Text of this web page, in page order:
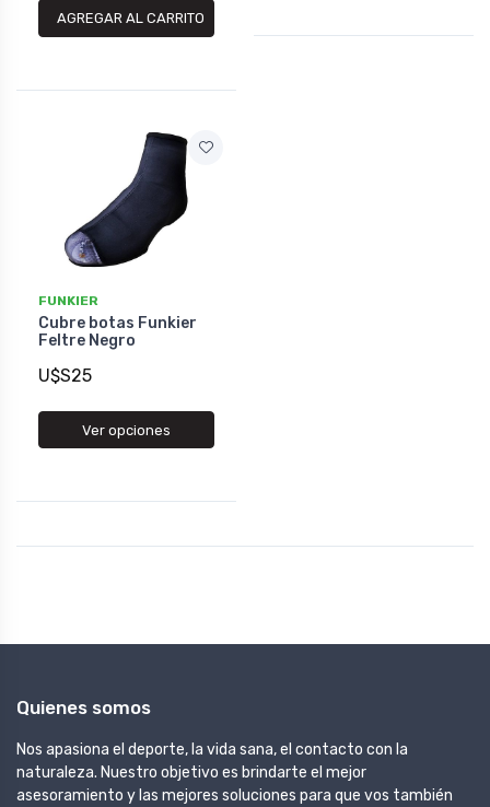
AGREGAR AL CARRITO
FUNKIER
Cubre botas Funkier
Feltre Negro
U$S25
Ver opciones
Quienes somos
Nos apasiona el deporte, la vida sana, el contacto con la
naturaleza. Nuestro objetivo es brindarte el mejor
asesoramiento y las mejores soluciones para que vos también